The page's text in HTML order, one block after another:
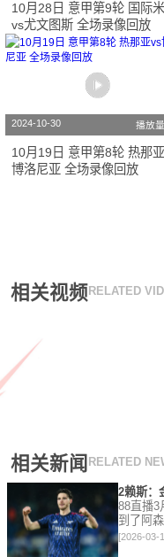
10月28日 意甲第9轮 国际
vs尤文图斯 全场录像回放
2024-10-30 播放
10月19日 意甲第8轮 热那
博洛尼亚 全场录像回放
相关视频 RELATED
相关新闻 RELATED
88直播3
到了阿
及对自
有一项
[2026-03-